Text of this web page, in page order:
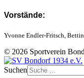
Vorstände:
Yvonne Endler-Fritsch,
© 2026 Sportverein
Suchen